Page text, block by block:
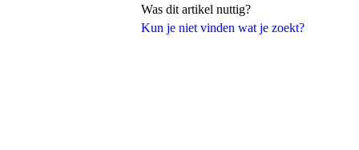
Kun je niet vinden wat je zoekt?
Was dit artikel nuttig?